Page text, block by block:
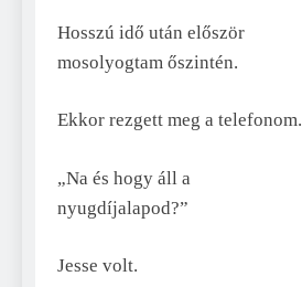
Hosszú idő után először
mosolyogtam őszintén.
Ekkor rezgett meg a telefonom.
„Na és hogy áll a
nyugdíjalapod?”
Jesse volt.